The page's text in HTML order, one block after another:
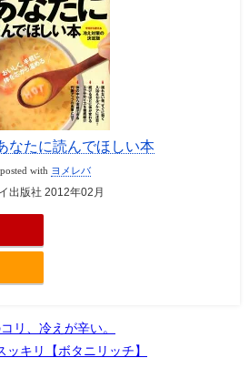
なたに読んでほしい本
posted with ヨメレバ
出版社 2012年02月
リ、冷えが辛い。
ッキリ【ボタニリッチ】